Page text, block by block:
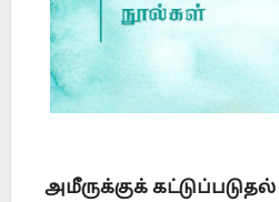
அமீருக்குக்